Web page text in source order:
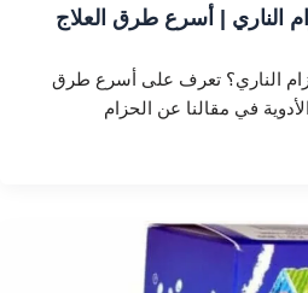
الناري | أسرع طرق العلاج
الناري؟ تعرف على أسرع طرق
في مقالنا عن الحزام